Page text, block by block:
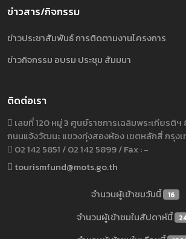
ข่าวสาร/กิจกรรม
ข่าวประชาสัมพันธ์ การติดตามงานโครงการ
ข่าวกิจกรรม อบรม ประชุม สัมมนา
ติดต่อเรา
เลขที่ 120 หมู่ 3 ศูนย์ราชการเฉลิมพระเกียรติ
ถนนแจ้งวัฒนะ แขวงทุ่งสองห้อง เขตหลักสี่ กรุง
02 142 5851 / 02 142 5899 / Fax : -
tourismfund@mots.go.th
จำนวนผู้เข้าชมวันนี้ 16
จำนวนผู้เข้าชมในสัปดาห์นี้